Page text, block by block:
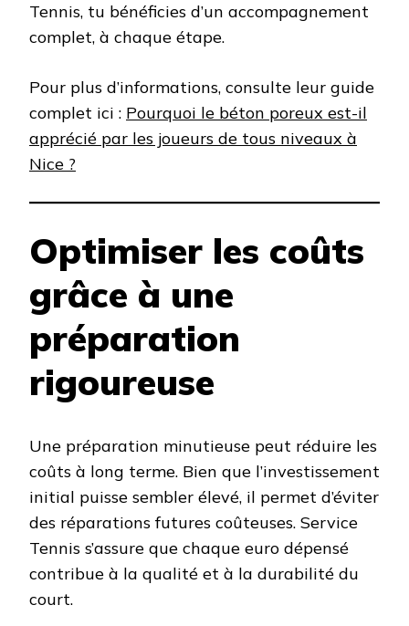
Tennis, tu bénéficies d’un accompagnement
complet, à chaque étape.
Pour plus d’informations, consulte leur guide
complet ici : Pourquoi le béton poreux est-il
apprécié par les joueurs de tous niveaux à
Nice ?
Optimiser les coûts
grâce à une
préparation
rigoureuse
Une préparation minutieuse peut réduire les
coûts à long terme. Bien que l’investissement
initial puisse sembler élevé, il permet d’éviter
des réparations futures coûteuses. Service
Tennis s’assure que chaque euro dépensé
contribue à la qualité et à la durabilité du
court.